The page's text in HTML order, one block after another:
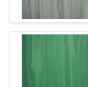
พื้นวินิล